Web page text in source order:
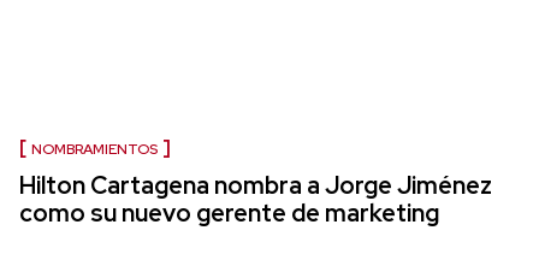
NOMBRAMIENTOS
Hilton Cartagena nombra a Jorge Jiménez
como su nuevo gerente de marketing